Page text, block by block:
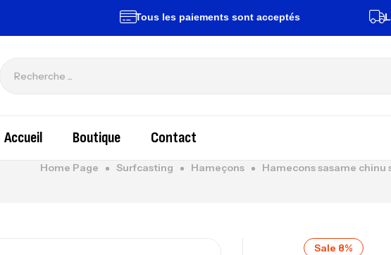
Tous les paiements sont acceptés
Accueil Boutique Contact
Home Page Surfcasting Hameçons Hamecons sasame chinu
Sale 8%